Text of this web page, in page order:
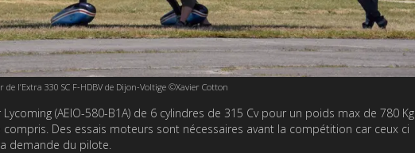
de l’Extra 330 SC F-HDBV de Dijon-Voltige ©Xavier Cotton
(AEIO-580-B1A) de 6 cylindres de 315 Cv pour un poids max de 780 Kg
Des essais moteurs sont nécessaires avant la compétition car ceux ci
demande du pilote.